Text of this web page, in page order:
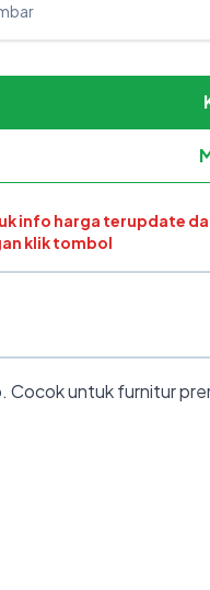
info harga terupdate
klik tombol
Cocok untuk furnitur